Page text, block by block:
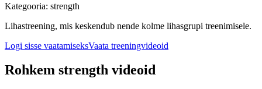
Kategooria: strength
Lihastreening, mis keskendub nende kolme lihasgrupi treenimisele.
Logi sisse vaatamiseksVaata treeningvideoid
Rohkem strength videoid